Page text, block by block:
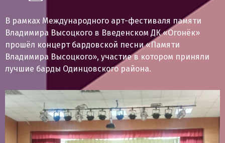
В рамках Международного арт-фестиваля памяти
Владимира Высоцкого в Введенском ДК «Огонёк»
прошёл концерт бардовской песни «Памяти
Владимира Высоцкого», участие в котором приняли
лучшие барды Одинцовского района.